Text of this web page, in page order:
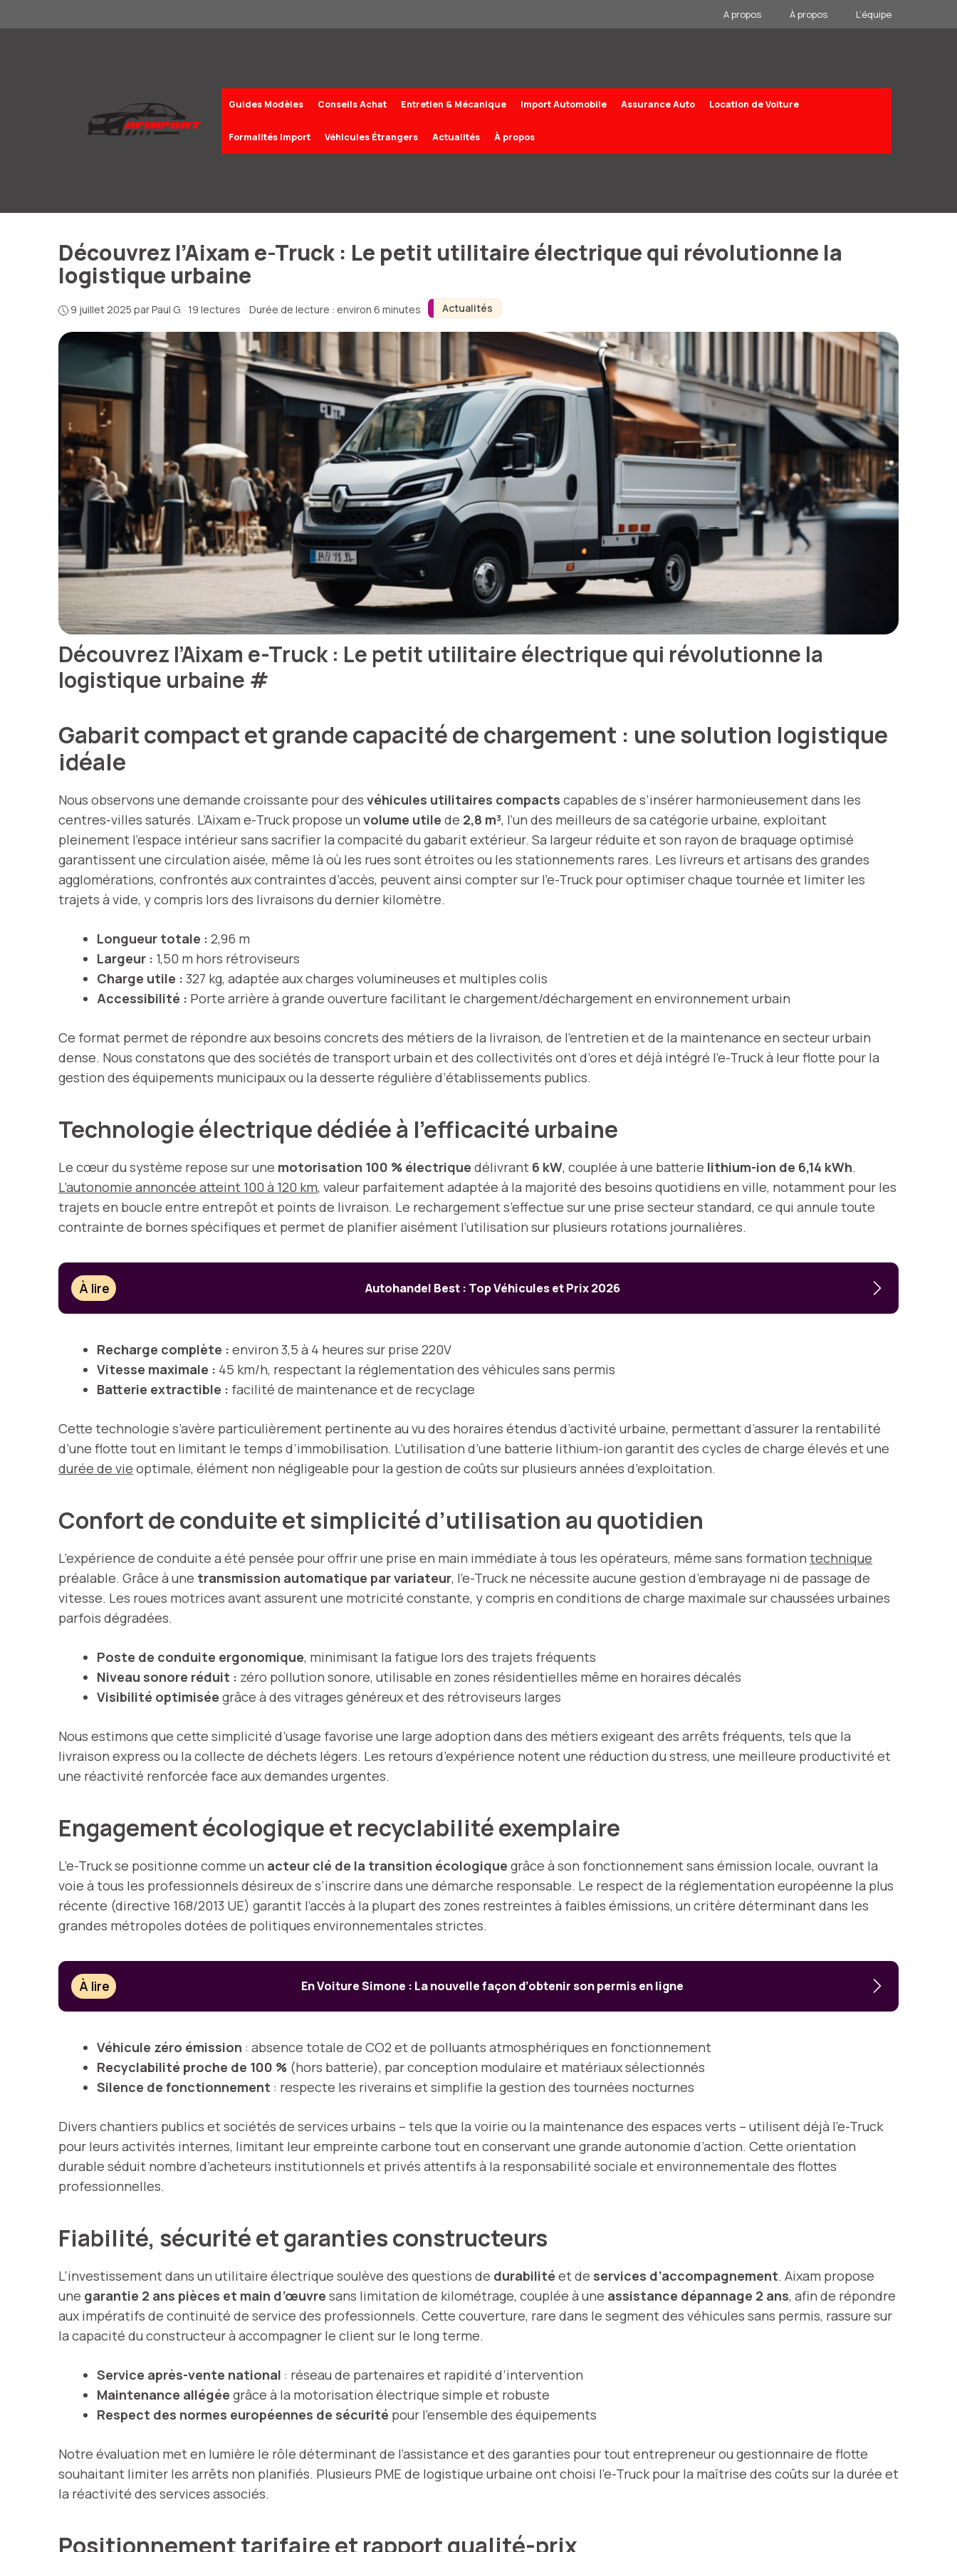
au
A propos À propos L’équipe
Guides Modèles Conseils Achat Entretien & Mécanique Import Automobile Assurance Auto Location de Voiture
Formalités Import Véhicules Étrangers Actualités À propos
Actualités
Découvrez l’Aixam e-Truck : Le petit utilitaire électrique qui révolutionne la
logistique urbaine
9 juillet 2025 parPaul G. · 19 lectures · Durée de lecture : environ 6 minutes
Découvrez l’Aixam e-Truck : Le petit utilitaire électrique qui révolutionne la
logistique urbaine #
Gabarit compact et grande capacité de chargement : une solution logistique
idéale
Nous observons une demande croissante pour des véhicules utilitaires compacts capables de s’insérer harmonieusement dans les
centres-villes saturés. L’Aixam e-Truck propose un volume utile de 2,8 m³, l’un des meilleurs de sa catégorie urbaine, exploitant
pleinement l’espace intérieur sans sacrifier la compacité du gabarit extérieur. Sa largeur réduite et son rayon de braquage optimisé
garantissent une circulation aisée, même là où les rues sont étroites ou les stationnements rares. Les livreurs et artisans des grandes
agglomérations, confrontés aux contraintes d’accès, peuvent ainsi compter sur l’e-Truck pour optimiser chaque tournée et limiter les
trajets à vide, y compris lors des livraisons du dernier kilomètre.
Longueur totale : 2,96 m
Largeur : 1,50 m hors rétroviseurs
Charge utile : 327 kg, adaptée aux charges volumineuses et multiples colis
Accessibilité : Porte arrière à grande ouverture facilitant le chargement/déchargement en environnement urbain
Ce format permet de répondre aux besoins concrets des métiers de la livraison, de l’entretien et de la maintenance en secteur urbain
dense. Nous constatons que des sociétés de transport urbain et des collectivités ont d’ores et déjà intégré l’e-Truck à leur flotte pour la
gestion des équipements municipaux ou la desserte régulière d’établissements publics.
Technologie électrique dédiée à l’efficacité urbaine
Le cœur du système repose sur une motorisation 100 % électrique délivrant 6 kW, couplée à une batterie lithium-ion de 6,14 kWh.
L’autonomie annoncée atteint 100 à 120 km, valeur parfaitement adaptée à la majorité des besoins quotidiens en ville, notamment pour les
trajets en boucle entre entrepôt et points de livraison. Le rechargement s’effectue sur une prise secteur standard, ce qui annule toute
contrainte de bornes spécifiques et permet de planifier aisément l’utilisation sur plusieurs rotations journalières.
À lire Autohandel Best : Top Véhicules et Prix 2026
Recharge complète : environ 3,5 à 4 heures sur prise 220V
Vitesse maximale : 45 km/h, respectant la réglementation des véhicules sans permis
Batterie extractible : facilité de maintenance et de recyclage
Cette technologie s’avère particulièrement pertinente au vu des horaires étendus d’activité urbaine, permettant d’assurer la rentabilité
d’une flotte tout en limitant le temps d’immobilisation. L’utilisation d’une batterie lithium-ion garantit des cycles de charge élevés et une
durée de vie optimale, élément non négligeable pour la gestion de coûts sur plusieurs années d’exploitation.
Confort de conduite et simplicité d’utilisation au quotidien
L’expérience de conduite a été pensée pour offrir une prise en main immédiate à tous les opérateurs, même sans formation technique
préalable. Grâce à une transmission automatique par variateur, l’e-Truck ne nécessite aucune gestion d’embrayage ni de passage de
vitesse. Les roues motrices avant assurent une motricité constante, y compris en conditions de charge maximale sur chaussées urbaines
parfois dégradées.
Poste de conduite ergonomique, minimisant la fatigue lors des trajets fréquents
Niveau sonore réduit : zéro pollution sonore, utilisable en zones résidentielles même en horaires décalés
Visibilité optimisée grâce à des vitrages généreux et des rétroviseurs larges
Nous estimons que cette simplicité d’usage favorise une large adoption dans des métiers exigeant des arrêts fréquents, tels que la
livraison express ou la collecte de déchets légers. Les retours d’expérience notent une réduction du stress, une meilleure productivité et
une réactivité renforcée face aux demandes urgentes.
Engagement écologique et recyclabilité exemplaire
L’e-Truck se positionne comme un acteur clé de la transition écologique grâce à son fonctionnement sans émission locale, ouvrant la
voie à tous les professionnels désireux de s’inscrire dans une démarche responsable. Le respect de la réglementation européenne la plus
récente (directive 168/2013 UE) garantit l’accès à la plupart des zones restreintes à faibles émissions, un critère déterminant dans les
grandes métropoles dotées de politiques environnementales strictes.
À lire En Voiture Simone : La nouvelle façon d’obtenir son permis en ligne
Véhicule zéro émission : absence totale de CO2 et de polluants atmosphériques en fonctionnement
Recyclabilité proche de 100 % (hors batterie), par conception modulaire et matériaux sélectionnés
Silence de fonctionnement : respecte les riverains et simplifie la gestion des tournées nocturnes
Divers chantiers publics et sociétés de services urbains – tels que la voirie ou la maintenance des espaces verts – utilisent déjà l’e-Truck
pour leurs activités internes, limitant leur empreinte carbone tout en conservant une grande autonomie d’action. Cette orientation
durable séduit nombre d’acheteurs institutionnels et privés attentifs à la responsabilité sociale et environnementale des flottes
professionnelles.
Fiabilité, sécurité et garanties constructeurs
L’investissement dans un utilitaire électrique soulève des questions de durabilité et de services d’accompagnement. Aixam propose
une garantie 2 ans pièces et main d’œuvre sans limitation de kilométrage, couplée à une assistance dépannage 2 ans, afin de répondre
aux impératifs de continuité de service des professionnels. Cette couverture, rare dans le segment des véhicules sans permis, rassure sur
la capacité du constructeur à accompagner le client sur le long terme.
Service après-vente national : réseau de partenaires et rapidité d’intervention
Maintenance allégée grâce à la motorisation électrique simple et robuste
Respect des normes européennes de sécurité pour l’ensemble des équipements
Notre évaluation met en lumière le rôle déterminant de l’assistance et des garanties pour tout entrepreneur ou gestionnaire de flotte
souhaitant limiter les arrêts non planifiés. Plusieurs PME de logistique urbaine ont choisi l’e-Truck pour la maîtrise des coûts sur la durée et
la réactivité des services associés.
Positionnement tarifaire et rapport qualité-prix